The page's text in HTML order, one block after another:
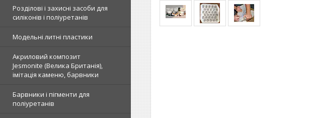
Розділові і захисні засоби для
силіконів і поліуретанів
Модельні литні пластики
Акриловий композит
Jesmonite (Велика Британія),
імітація каменю, барвники
Барвники і пігменти для
поліуретанів